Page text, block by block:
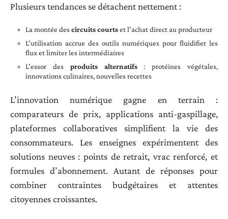
Plusieurs tendances se détachent nettement :
La montée descircuits courtset l’achat direct au producteur
L’utilisation accrue des outils numériques pour fluidifier les
flux et limiter les intermédiaires
L’essor des produits alternatifs: protéines végétales,
innovations culinaires, nouvelles recettes
L’innovation numérique gagne en terrain :
comparateurs de prix, applications anti-gaspillage,
plateformes collaboratives simplifient la vie des
consommateurs. Les enseignes expérimentent des
solutions neuves : points de retrait, vrac renforcé, et
formules d’abonnement. Autant de réponses pour
combiner contraintes budgétaires et attentes
citoyennes croissantes.